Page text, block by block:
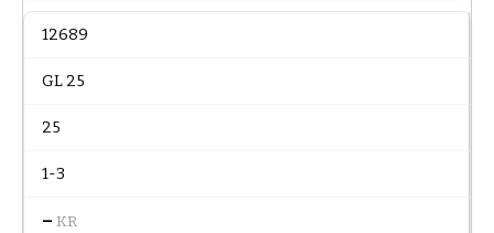
12689
GL 25
25
1-3
– KR